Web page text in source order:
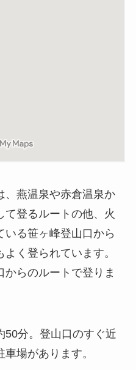
、燕温泉や赤倉温泉か
て登るルートの他、火
る笹ヶ峰登山口から
く登られています。
らのルートで登りま
50分。登山口のすぐ近
場があります。